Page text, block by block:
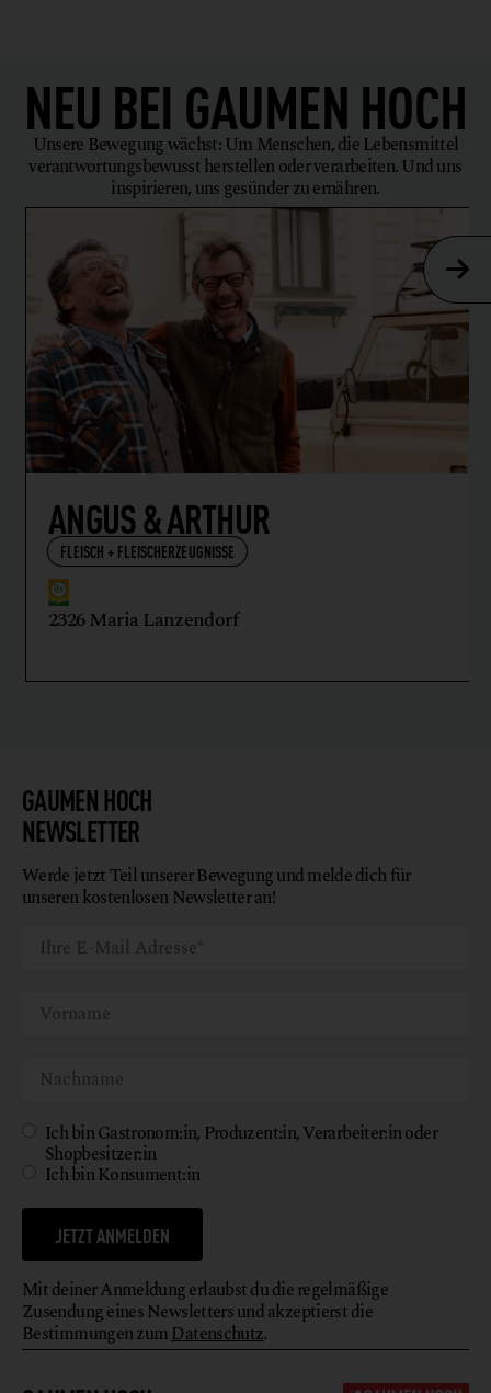
NEU BEI GAUMEN HOCH
Unsere Bewegung wächst: Um Menschen, die Lebensmittel
verantwortungsbewusst herstellen oder verarbeiten. Und uns
inspirieren, uns gesünder zu ernähren.
ANGUS & ARTHUR
FLEISCH + FLEISCHERZEUGNISSE
2326 Maria Lanzendorf
GAUMEN HOCH
NEWSLETTER
Werde jetzt Teil unserer Bewegung und melde dich für
unseren kostenlosen Newsletter an!
Ich bin Gastronom:in, Produzent:in, Verarbeiter:in oder
Shopbesitzer:in
Ich bin Konsument:in
JETZT ANMELDEN
Mit deiner Anmeldung erlaubst du die regelmäßige
Zusendung eines Newsletters und akzeptierst die
Bestimmungen zumDatenschutz.